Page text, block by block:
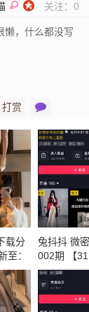
关注： 0
懒，什么都没写
打赏
载分
至：
兔抖抖 微
002期 【